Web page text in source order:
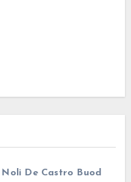
De Castro Buod